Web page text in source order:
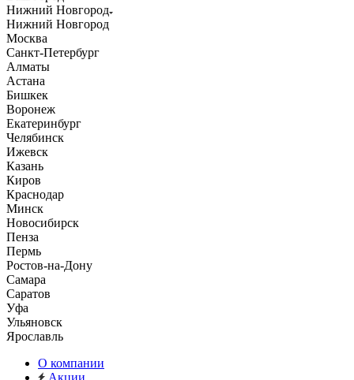
Нижний Новгород
Нижний Новгород
Москва
Санкт-Петербург
Алматы
Астана
Бишкек
Воронеж
Екатеринбург
Челябинск
Ижевск
Казань
Киров
Краснодар
Минск
Новосибирск
Пенза
Пермь
Ростов-на-Дону
Самара
Саратов
Уфа
Ульяновск
Ярославль
О компании
Акции